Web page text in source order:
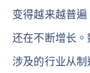
变得越来越普遍
还在不断增长。
涉及的行业从制